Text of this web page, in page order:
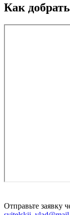
Как
Отправьте заявку